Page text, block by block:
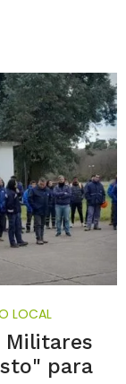
LOCAL
Militares
para